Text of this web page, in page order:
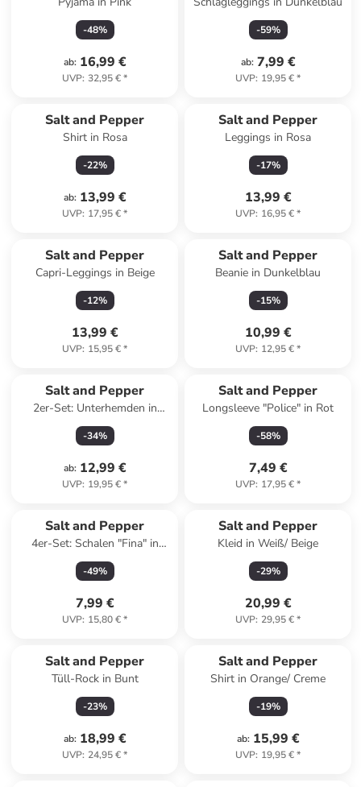
-48%
ab: 16,99 €
UVP: 32,95 €*
-59%
ab: 7,99 €
UVP: 19,95 €*
Salt and Pepper
Shirt in Rosa
-22%
ab: 13,99 €
UVP: 17,95 €*
Salt and Pepper
Leggings in Rosa
-17%
13,99 €
UVP: 16,95 €*
Salt and Pepper
Capri-Leggings in Beige
-12%
13,99 €
UVP: 15,95 €*
Salt and Pepper
Beanie in Dunkelblau
-15%
10,99 €
UVP: 12,95 €*
Salt and Pepper
2er-Set: Unterhemden in
Rosa/ Creme
-34%
ab: 12,99 €
UVP: 19,95 €*
Salt and Pepper
Longsleeve "Police" in Rot
-58%
7,49 €
UVP: 17,95 €*
Salt and Pepper
4er-Set: Schalen "Fina" in
Weiß/ Schwarz - (H)3 x Ø 9
cm
-49%
7,99 €
UVP: 15,80 €*
Salt and Pepper
Kleid in Weiß/ Beige
-29%
20,99 €
UVP: 29,95 €*
Salt and Pepper
Tüll-Rock in Bunt
-23%
ab: 18,99 €
UVP: 24,95 €*
Salt and Pepper
Shirt in Orange/ Creme
-19%
ab: 15,99 €
UVP: 19,95 €*